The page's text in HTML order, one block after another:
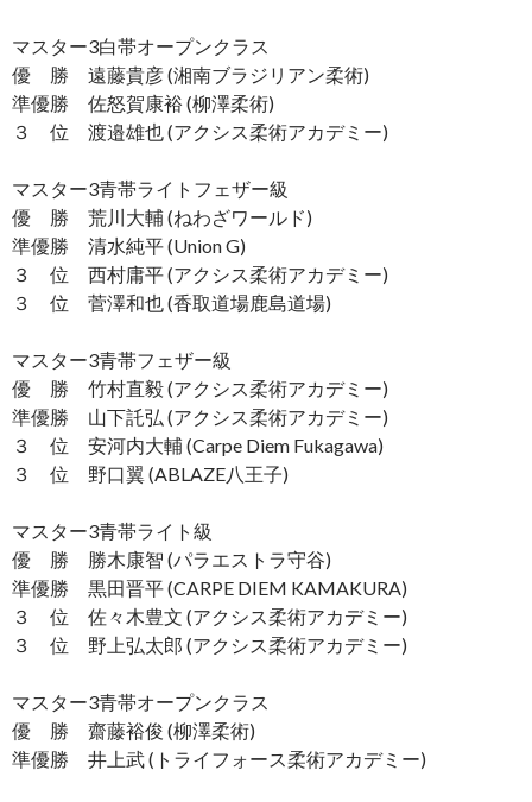
マスター3白帯オープンクラス
優 勝 遠藤貴彦 (湘南ブラジリアン柔術)
準優勝 佐怒賀康裕 (柳澤柔術)
３ 位 渡邉雄也 (アクシス柔術アカデミー)
マスター3青帯ライトフェザー級
優 勝 荒川大輔 (ねわざワールド)
準優勝 清水純平 (Union G)
３ 位 西村庸平 (アクシス柔術アカデミー)
３ 位 菅澤和也 (香取道場鹿島道場)
マスター3青帯フェザー級
優 勝 竹村直毅 (アクシス柔術アカデミー)
準優勝 山下託弘 (アクシス柔術アカデミー)
３ 位 安河内大輔 (Carpe Diem Fukagawa)
３ 位 野口翼 (ABLAZE八王子)
マスター3青帯ライト級
優 勝 勝木康智 (パラエストラ守谷)
準優勝 黒田晋平 (CARPE DIEM KAMAKURA)
３ 位 佐々木豊文 (アクシス柔術アカデミー)
３ 位 野上弘太郎 (アクシス柔術アカデミー)
マスター3青帯オープンクラス
優 勝 齋藤裕俊 (柳澤柔術)
準優勝 井上武 (トライフォース柔術アカデミー)